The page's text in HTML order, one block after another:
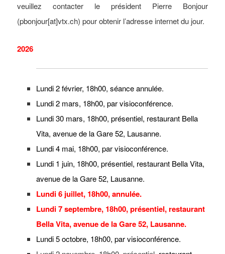
veuillez contacter le président Pierre Bonjour
(pbonjour[at]vtx.ch) pour obtenir l’adresse internet du jour.
2026
Lundi 2 février, 18h00, séance annulée.
Lundi 2 mars, 18h00, par visioconférence.
Lundi 30 mars, 18h00, présentiel, restaurant Bella
Vita, avenue de la Gare 52, Lausanne.
Lundi 4 mai, 18h00, par visioconférence.
Lundi 1 juin, 18h00, présentiel, restaurant Bella Vita,
avenue de la Gare 52, Lausanne.
Lundi 6 juillet, 18h00, annulée.
Lundi 7 septembre, 18h00, présentiel, restaurant
Bella Vita, avenue de la Gare 52, Lausanne.
Lundi 5 octobre, 18h00, par visioconférence.